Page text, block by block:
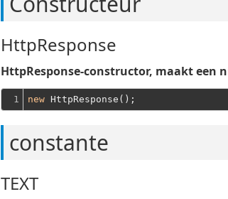
HttpResponse
HttpResponse-constructor, maakt een
1 new
constante
TEXT